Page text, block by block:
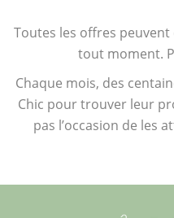
Toutes les offres
tout moment.
Chaque mois, des
Chic pour trouver leur
pas l’occasion de les